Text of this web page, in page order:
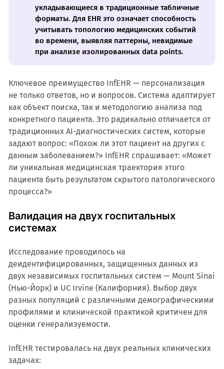
укладывающиеся в традиционные табличные
форматы. Для EHR это означает способность
учитывать топологию медицинских событий
во времени, выявляя паттерны, невидимые
при анализе изолированных data points.
Ключевое преимущество InfEHR — персонализация
не только ответов, но и вопросов. Система адаптирует
как объект поиска, так и методологию анализа под
конкретного пациента. Это радикально отличается от
традиционных AI-диагностических систем, которые
задают вопрос: «Похож ли этот пациент на других с
данным заболеванием?» InfEHR спрашивает: «Может
ли уникальная медицинская траектория этого
пациента быть результатом скрытого патологического
процесса?»
Валидация на двух госпитальных
системах
Исследование проводилось на
деидентифицированных, защищенных данных из
двух независимых госпитальных систем — Mount Sinai
(Нью-Йорк) и UC Irvine (Калифорния). Выбор двух
разных популяций с различными демографическими
профилями и клинической практикой критичен для
оценки генерализуемости.
InfEHR тестировалась на двух реальных клинических
задачах: